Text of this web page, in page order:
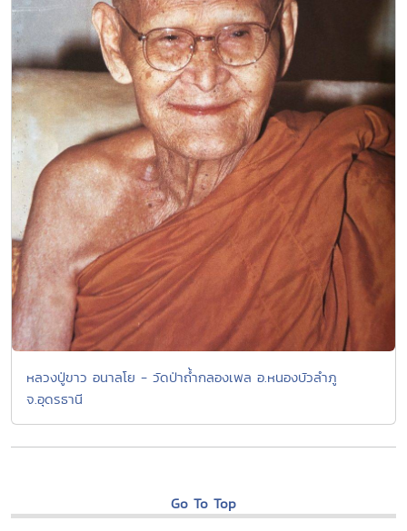
หลวงปู่ขาว อนาลโย - วัดป่าถ้ำกลองเพล อ.หนองบัวลำภู
จ.อุดรธานี
Go To Top